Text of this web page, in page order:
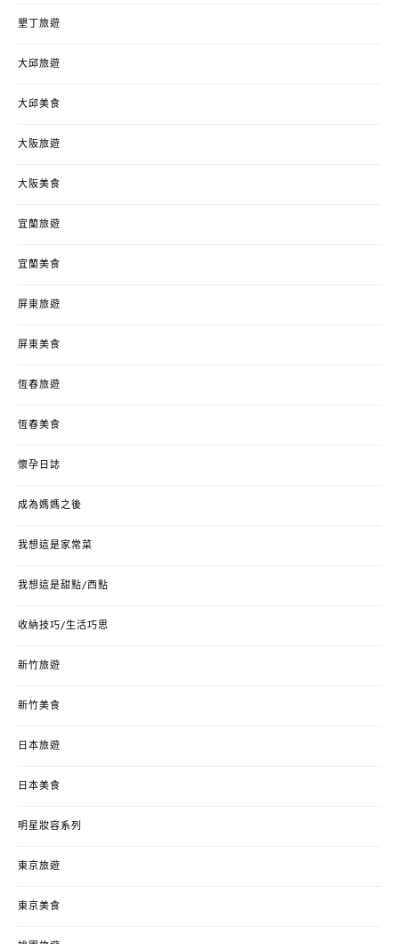
墾丁旅遊
大邱旅遊
大邱美食
大阪旅遊
大阪美食
宜蘭旅遊
宜蘭美食
屏東旅遊
屏東美食
恆春旅遊
恆春美食
懷孕日誌
成為媽媽之後
我想這是家常菜
我想這是甜點/西點
收納技巧/生活巧思
新竹旅遊
新竹美食
日本旅遊
日本美食
明星妝容系列
東京旅遊
東京美食